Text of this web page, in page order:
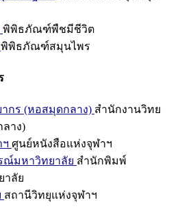
พิพิธภัณฑ์พืชมีชีวิต
พิพิธภัณฑ์สมุนไพร
กร (หอสมุดกลาง) สำนักงานวิทย
าง)
ศูนย์หนังสือแห่งจุฬาฯ
ณ์มหาวิทยาลัย สำนักพิมพ์
าลัย
สถานีวิทยุแห่งจุฬาฯ